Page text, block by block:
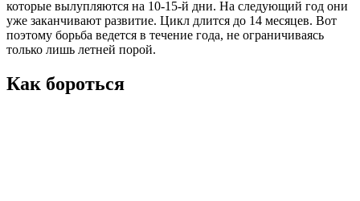
которые вылупляются на 10-15-й дни. На следующий год они
уже заканчивают развитие. Цикл длится до 14 месяцев. Вот
поэтому борьба ведется в течение года, не ограничиваясь
только лишь летней порой.
Как бороться